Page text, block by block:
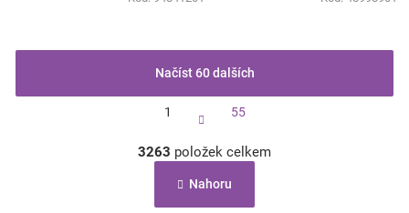
v
á
d
Načíst 60 dalších
t
á
n
k
1 55
3263 položek celkem
Nahoru